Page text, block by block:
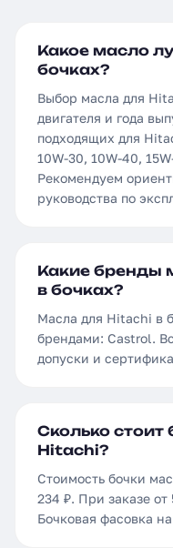
Какое масло
бочках?
Выбор масла для
двигателя и года
подходящих для
10W-30, 10W-40,
Рекомендуем
руководства по
Какие бренды
в бочках?
Масла для Hitachi в
брендами: Castrol.
допуски и
Сколько стоит
Hitachi?
Стоимость бочки
234 ₽. При заказе
Бочковая фасовка